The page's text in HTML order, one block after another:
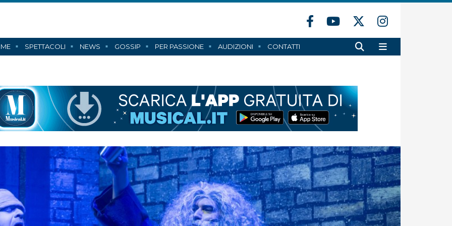
SPETTACOLI NEWS GOSSIP PER PASSIONE AUDIZIONI CONTATTI